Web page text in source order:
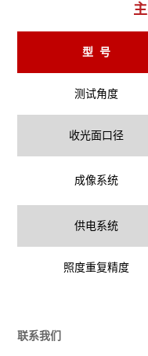
型 号
测试角度
收光面口径
成像系统
供电系统
照度重复精度
联系我们